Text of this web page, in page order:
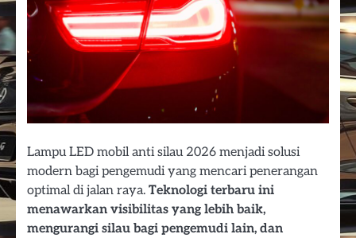
Lampu LED mobil anti silau 2026 menjadi solusi
modern bagi pengemudi yang mencari penerangan
optimal di jalan raya. Teknologi terbaru ini
menawarkan visibilitas yang lebih baik,
mengurangi silau bagi pengemudi lain, dan